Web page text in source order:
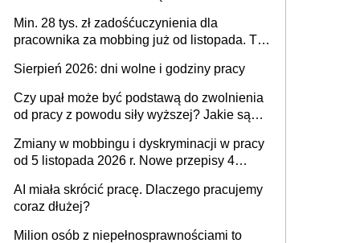
Min. 28 tys. zł zadośćuczynienia dla
pracownika za mobbing już od listopada. To
zespołu
Sierpień 2026: dni wolne i godziny pracy
Czy upał może być podstawą do zwolnienia
od pracy z powodu siły wyższej? Jakie są
Zmiany w mobbingu i dyskryminacji w pracy
od 5 listopada 2026 r. Nowe przepisy 4
Ustaw
AI miała skrócić pracę. Dlaczego pracujemy
coraz dłużej?
Milion osób z niepełnosprawnościami to